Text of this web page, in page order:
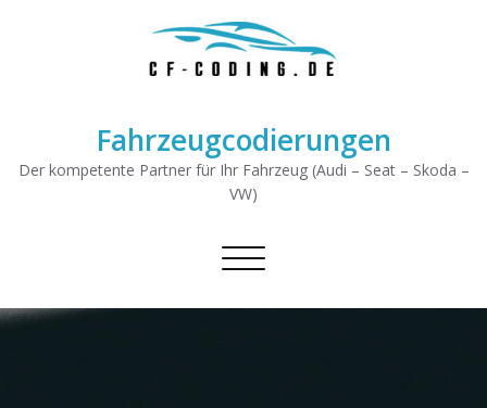
Fahrzeugcodierungen
Der kompetente Partner für Ihr Fahrzeug (Audi – Seat – Skoda –
VW)
Schalte Navigation